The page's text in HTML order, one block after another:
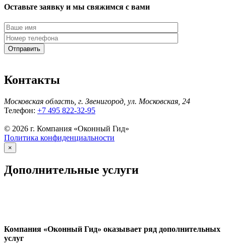
Оставьте заявку и мы свяжимся с вами
Контакты
Московская область, г. Звенигород, ул. Московская, 24
Телефон: +7 495 822-32-95
© 2026 г. Компания «Оконный Гид»
Политика конфиденциальности
×
Дополнительные услуги
Компания «Оконный Гид» оказывает ряд дополнительных
услуг